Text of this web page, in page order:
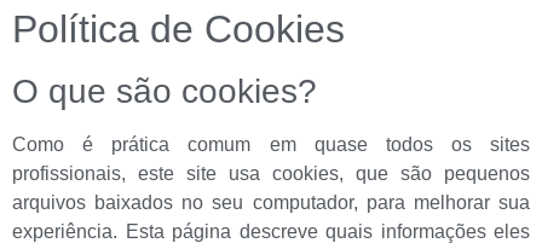
Política de Cookies
O que são cookies?
Como é prática comum em quase todos os sites
profissionais, este site usa cookies, que são pequenos
arquivos baixados no seu computador, para melhorar sua
experiência. Esta página descreve quais informações eles